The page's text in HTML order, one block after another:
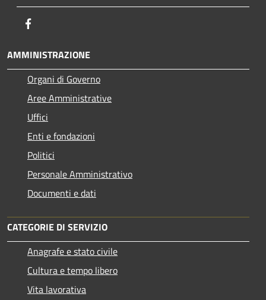
AMMINISTRAZIONE
Organi di Governo
Aree Amministrative
Uffici
Enti e fondazioni
Politici
Personale Amministrativo
Documenti e dati
CATEGORIE DI SERVIZIO
Anagrafe e stato civile
Cultura e tempo libero
Vita lavorativa